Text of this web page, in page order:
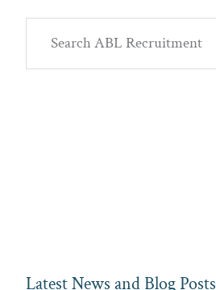
Primary
Sidebar
ABL
Recruitment
Latest News and Blog Posts